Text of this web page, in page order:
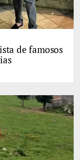
de famosos